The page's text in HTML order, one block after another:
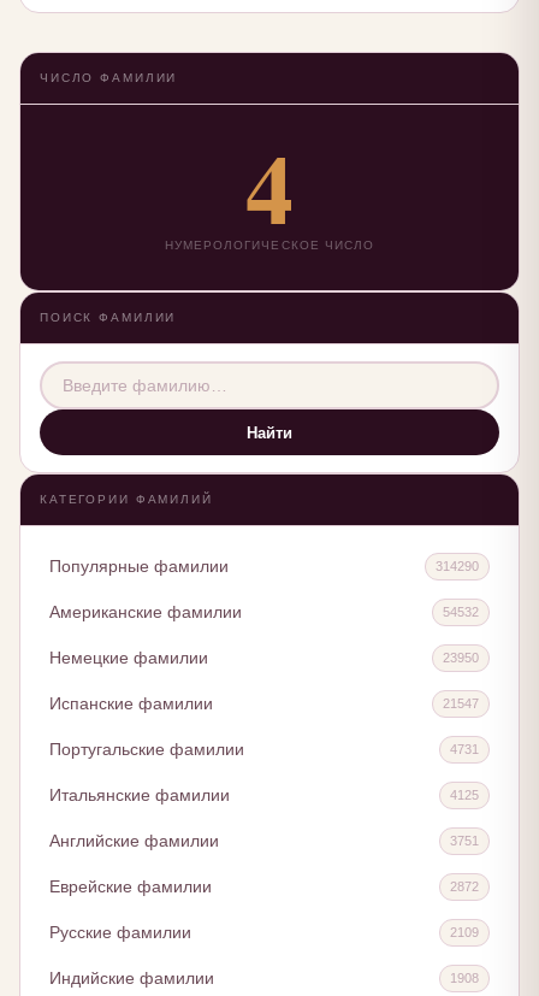
ЧИСЛО ФАМИЛИИ
4
НУМЕРОЛОГИЧЕСКОЕ ЧИСЛО
ПОИСК ФАМИЛИИ
Найти
КАТЕГОРИИ ФАМИЛИЙ
Популярные фамилии 314290
Американские фамилии 54532
Немецкие фамилии 23950
Испанские фамилии 21547
Португальские фамилии 4731
Итальянские фамилии 4125
Английские фамилии 3751
Еврейские фамилии 2872
Русские фамилии 2109
Индийские фамилии 1908